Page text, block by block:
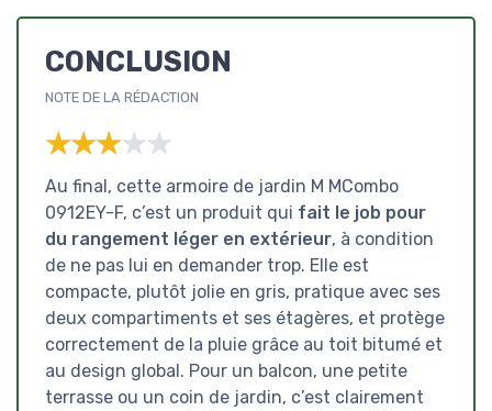
CONCLUSION
NOTE DE LA RÉDACTION
★★★★★
★★★★★
Au final, cette armoire de jardin M MCombo
0912EY-F, c’est un produit qui fait le job pour
du rangement léger en extérieur, à condition
de ne pas lui en demander trop. Elle est
compacte, plutôt jolie en gris, pratique avec ses
deux compartiments et ses étagères, et protège
correctement de la pluie grâce au toit bitumé et
au design global. Pour un balcon, une petite
terrasse ou un coin de jardin, c’est clairement